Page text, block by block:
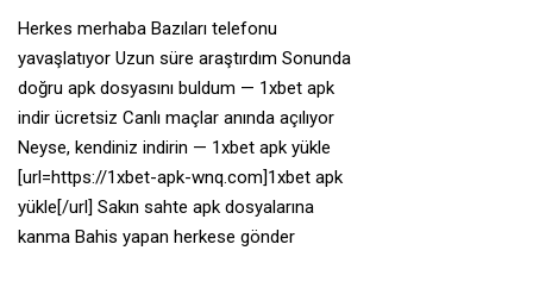
Herkes merhaba Bazıları telefonu
yavaşlatıyor Uzun süre araştırdım Sonunda
doğru apk dosyasını buldum — 1xbet apk
indir ücretsiz Canlı maçlar anında açılıyor
Neyse, kendiniz indirin — 1xbet apk yükle
[url=https://1xbet-apk-wnq.com]1xbet apk
yükle[/url] Sakın sahte apk dosyalarına
kanma Bahis yapan herkese gönder